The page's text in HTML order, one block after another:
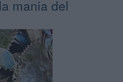
mania del